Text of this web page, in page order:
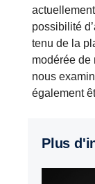
possibilité
tenu de la
modérée de
nous
également
Plus